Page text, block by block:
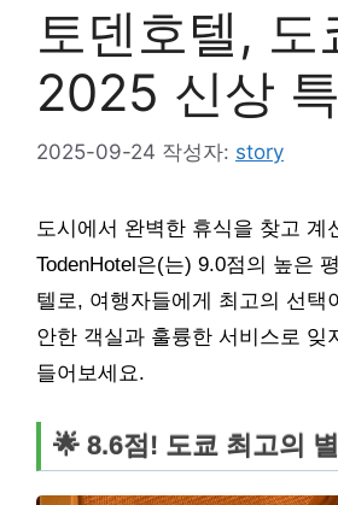
토덴호텔, 도
2025 신상
2025-09-24 작성자: story
도시에서 완벽한 휴식을 찾고 계
TodenHotel은(는) 9.0점의 높은
텔로, 여행자들에게 최고의 선택
안한 객실과 훌륭한 서비스로 잊
들어보세요.
🌟 8.6점! 도쿄 최고의